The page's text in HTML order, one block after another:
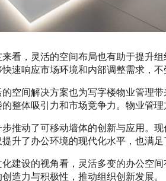
来看，灵活的空间布局也有助于提升
速响应市场环境和内部调整需求，
的空间解决方案也为写字楼物业管理
整体吸引力和市场竞争力。物业管
推动了可移动墙体的创新与应用。
升了办公环境的现代化水平，也满足
建设的视角看，灵活多变的办公空
造力与积极性，推动组织创新发展。